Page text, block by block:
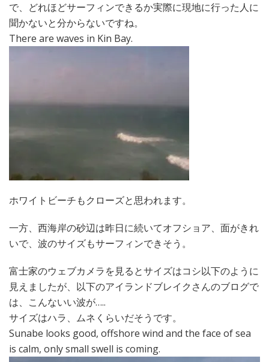
で、どれほどサーフィンできるか実際に現地に行った人に
聞かないと分からないですね。
There are waves in Kin Bay.
ホワイトビーチもクローズと思われます。
一方、西海岸の砂辺は昨日に続いてオフショア、面がきれ
いで、波のサイズもサーフィンできそう。
富士家のウェブカメラを見るとサイズはコシ以下のように
見えましたが、以下のアイランドブレイクさんのブログで
は、こんないい波が…..
サイズはハラ、ムネくらいだそうです。
Sunabe looks good, offshore wind and the face of sea
is calm, only small swell is coming.